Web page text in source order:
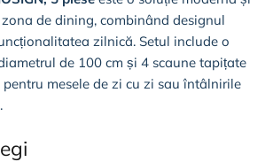
de dining, combinând designul
zilnică. Setul include o
de 100 cm și 4 scaune tapițate
mesele de zi cu zi sau întâlnirile